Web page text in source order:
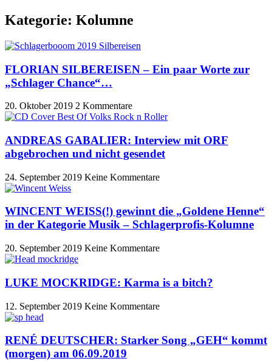
Kategorie: Kolumne
FLORIAN SILBEREISEN – Ein paar Worte zur
„Schlager Chance“…
20. Oktober 2019 2 Kommentare
ANDREAS GABALIER: Interview mit ORF
abgebrochen und nicht gesendet
24. September 2019 Keine Kommentare
WINCENT WEISS(!) gewinnt die „Goldene Henne“
in der Kategorie Musik – Schlagerprofis-Kolumne
20. September 2019 Keine Kommentare
LUKE MOCKRIDGE: Karma is a bitch?
12. September 2019 Keine Kommentare
RENÉ DEUTSCHER: Starker Song „GEH“ kommt
(morgen) am 06.09.2019